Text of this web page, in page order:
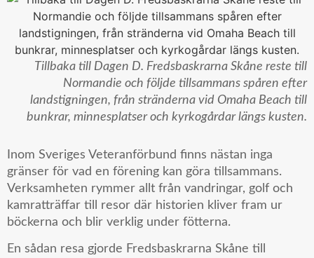
Tillbaka till Dagen D. Fredsbaskrarna Skåne reste till
Normandie och följde tillsammans spåren efter
landstigningen, från stränderna vid Omaha Beach till
bunkrar, minnesplatser och kyrkogårdar längs kusten.
Inom Sveriges Veteranförbund finns nästan inga
gränser för vad en förening kan göra tillsammans.
Verksamheten rymmer allt från vandringar, golf och
kamratträffar till resor där historien kliver fram ur
böckerna och blir verklig under fötterna.
En sådan resa gjorde Fredsbaskrarna Skåne till